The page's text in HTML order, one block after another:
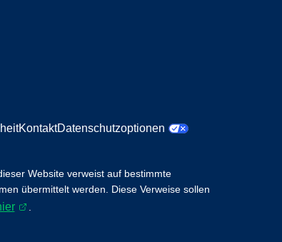
KontaktDatenschutzoptionen
Website verweist auf bestimmte
übermittelt werden. Diese Verweise sollen